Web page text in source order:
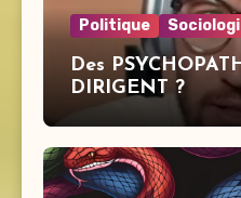
Politique
Des
DIRIGENT ?